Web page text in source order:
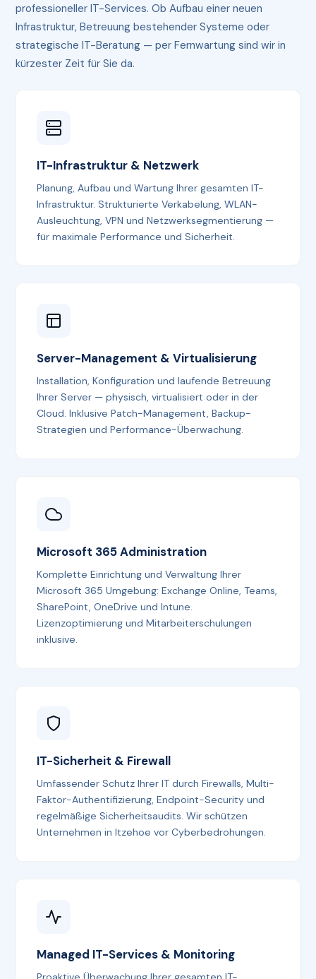
professioneller IT-Services. Ob Aufbau einer neuen
Infrastruktur, Betreuung bestehender Systeme oder
strategische IT-Beratung — per Fernwartung sind wir in
kürzester Zeit für Sie da.
IT-Infrastruktur & Netzwerk
Planung, Aufbau und Wartung Ihrer gesamten IT-
Infrastruktur. Strukturierte Verkabelung, WLAN-
Ausleuchtung, VPN und Netzwerksegmentierung —
für maximale Performance und Sicherheit.
Server-Management & Virtualisierung
Installation, Konfiguration und laufende Betreuung
Ihrer Server — physisch, virtualisiert oder in der
Cloud. Inklusive Patch-Management, Backup-
Strategien und Performance-Überwachung.
Microsoft 365 Administration
Komplette Einrichtung und Verwaltung Ihrer
Microsoft 365 Umgebung: Exchange Online, Teams,
SharePoint, OneDrive und Intune.
Lizenzoptimierung und Mitarbeiterschulungen
inklusive.
IT-Sicherheit & Firewall
Umfassender Schutz Ihrer IT durch Firewalls, Multi-
Faktor-Authentifizierung, Endpoint-Security und
regelmäßige Sicherheitsaudits. Wir schützen
Unternehmen in Itzehoe vor Cyberbedrohungen.
Managed IT-Services & Monitoring